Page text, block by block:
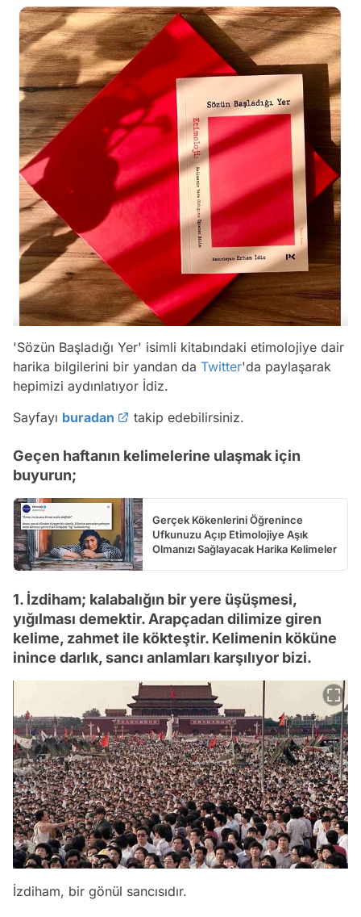
'Sözün Başladığı Yer' isimli kitabındaki etimolojiye dair
harika bilgilerini bir yandan da Twitter'da paylaşarak
hepimizi aydınlatıyor İdiz.
Sayfayı buradan takip edebilirsiniz.
Geçen haftanın kelimelerine ulaşmak için
buyurun;
Gerçek Kökenlerini Öğrenince
Ufkunuzu Açıp Etimolojiye Aşık
Olmanızı Sağlayacak Harika Kelimeler
1. İzdiham; kalabalığın bir yere üşüşmesi,
yığılması demektir. Arapçadan dilimize giren
kelime, zahmet ile kökteştir. Kelimenin köküne
inince darlık, sancı anlamları karşılıyor bizi.
İzdiham, bir gönül sancısıdır.